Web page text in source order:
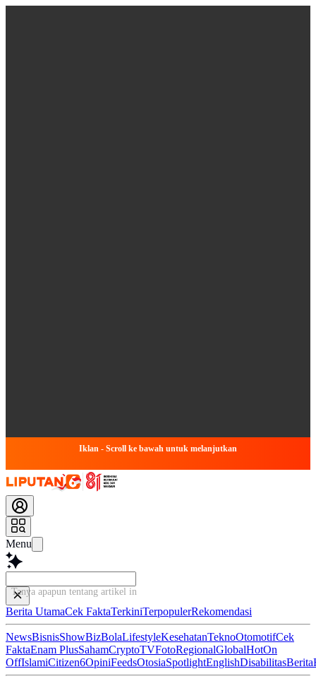
Iklan - Scroll ke bawah untuk melanjutkan
Menu
Tanya apapun tentang artikel ini...
Berita UtamaCek FaktaTerkiniTerpopulerRekomendasi
NewsBisnisShowBizBolaLifestyleKesehatanTeknoOtomotifCek
FaktaEnam PlusSahamCryptoTVFotoRegionalGlobalHotOn
OffIslamiCitizen6OpiniFeedsOtosiaSpotlightEnglishDisabilitasBerita